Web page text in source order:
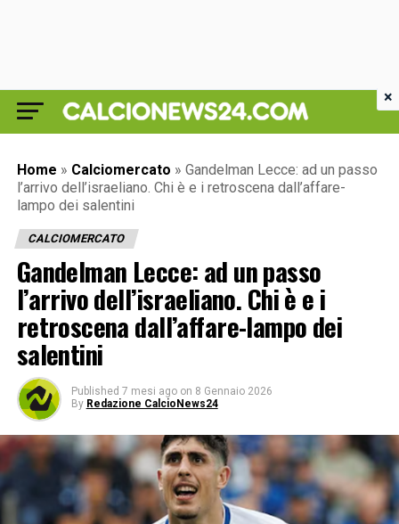
Home » Calciomercato » Gandelman Lecce: ad un passo
l’arrivo dell’israeliano. Chi è e i retroscena dall’affare-
lampo dei salentini
CALCIOMERCATO
Gandelman Lecce: ad un passo
l’arrivo dell’israeliano. Chi è e i
retroscena dall’affare-lampo dei
salentini
Published 7 mesi ago on 8 Gennaio 2026
By Redazione CalcioNews24
×